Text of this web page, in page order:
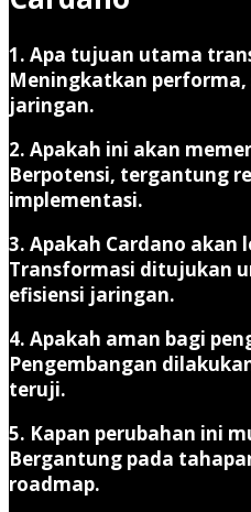
1. Apa tujuan utama
Meningkatkan
jaringan.
2. Apakah ini akan
Berpotensi, tergantung
implementasi.
3. Apakah Cardano akan
Transformasi ditujukan
efisiensi jaringan.
4. Apakah aman bagi
Pengembangan
teruji.
5. Kapan perubahan ini
Bergantung pada
roadmap.